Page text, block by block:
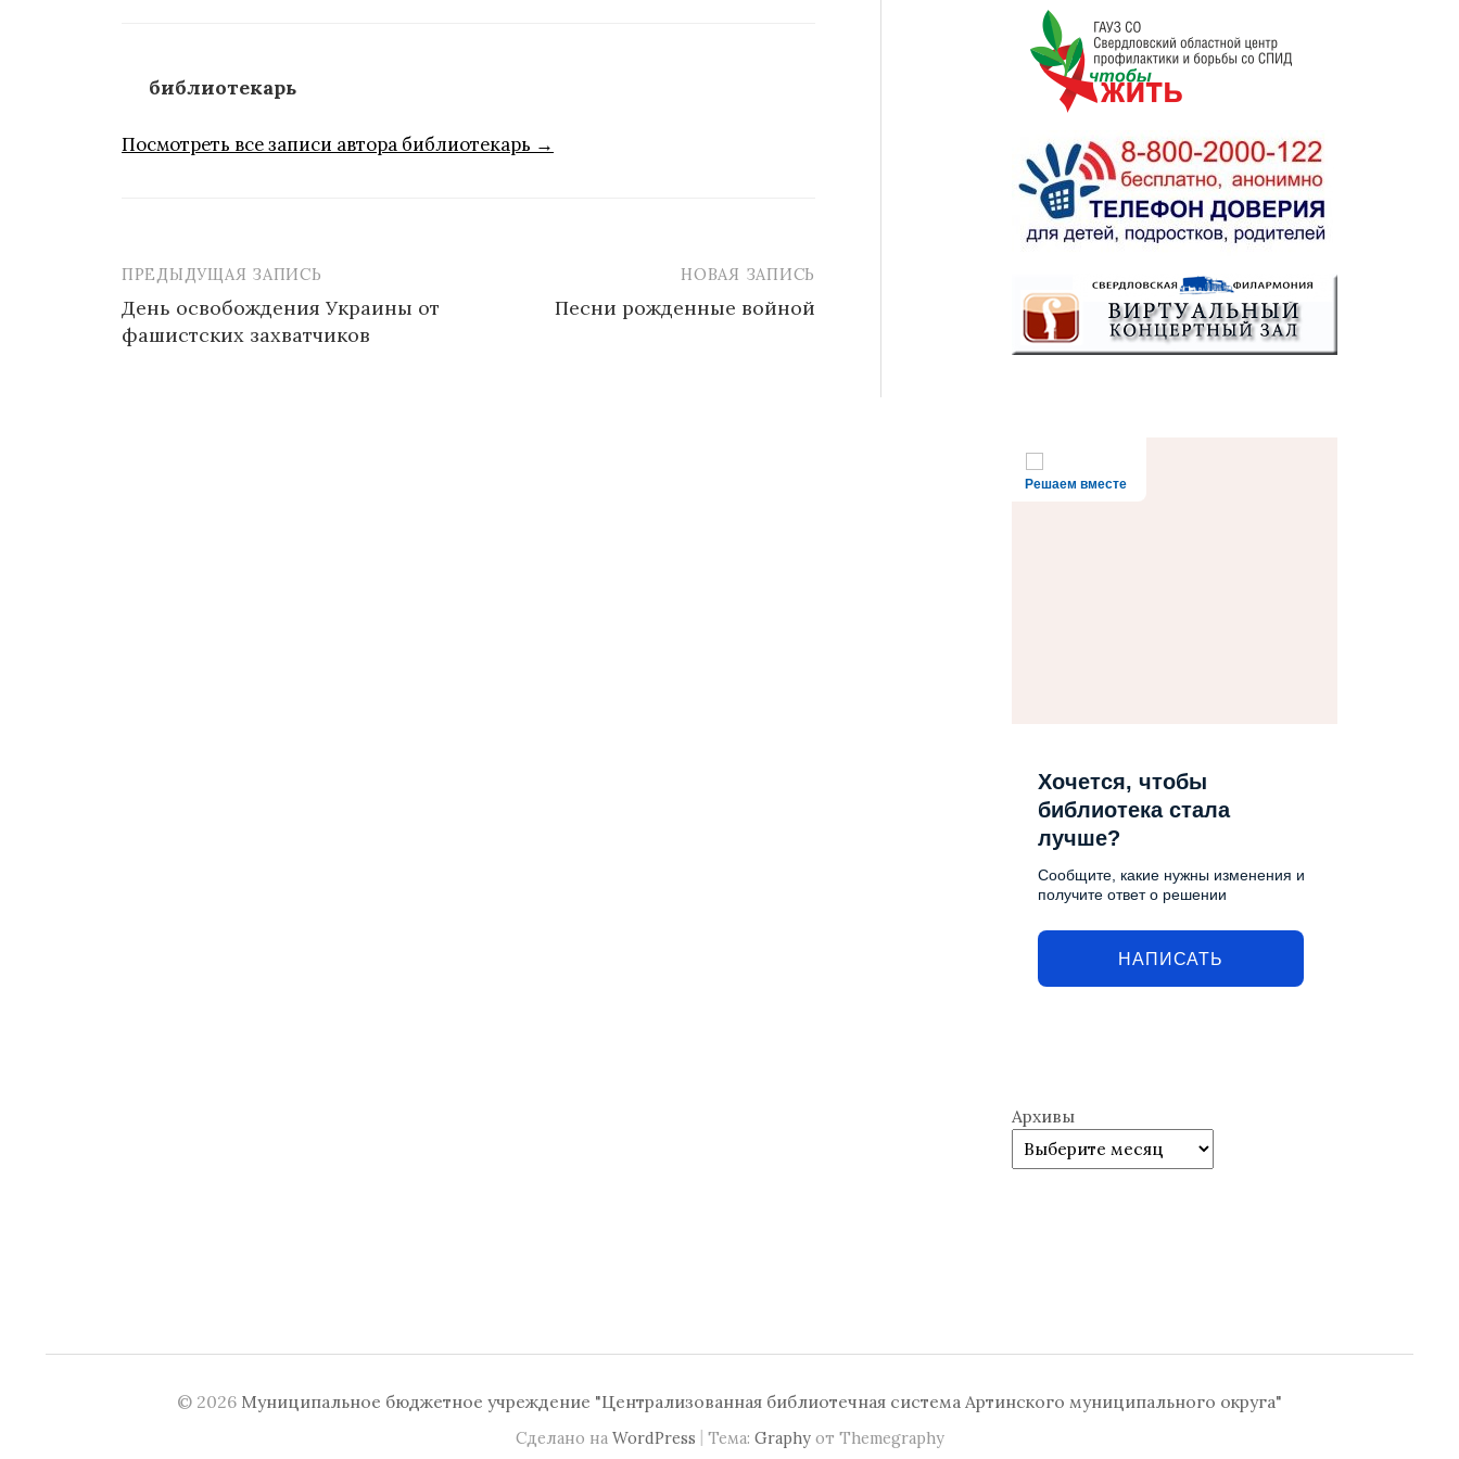
библиотекарь
Посмотреть все записи автора библиотекарь →
Навигация
по
ПРЕДЫДУЩАЯ ЗАПИСЬ
День освобождения Украины от
фашистских захватчиков
НОВАЯ ЗАПИСЬ
Песни рожденные войной
Решаем вместе
Хочется, чтобы
библиотека стала
лучше?
Сообщите, какие нужны изменения и
получите ответ о решении
НАПИСАТЬ
Архивы
© 2026 Муниципальное бюджетное учреждение "Централизованная библиотечная система Артинского муниципального округа"
Сделано на WordPress | Тема: Graphyот Themegraphy